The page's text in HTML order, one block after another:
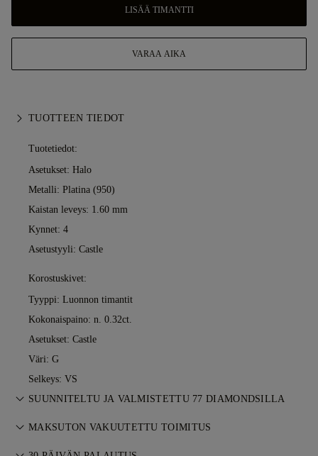
LISÄÄ TIMANTTI
VARAA AIKA
TUOTTEEN TIEDOT
Tuotetiedot:
Asetukset: Halo
Metalli: Platina (950)
Kaistan leveys: 1.60 mm
Kynnet: 4
Asetustyyli: Castle
Korostuskivet:
Tyyppi: Luonnon timantit
Kokonaispaino: n. 0.32ct.
Asetukset: Castle
Väri: G
Selkeys: VS
SUUNNITELTU JA VALMISTETTU 77 DIAMONDSILLA
Korutaiteen mestaruutta, yksi koru kerrallaan, 77 Diamondsin
MAKSUTON VAKUUTETTU TOIMITUS
Kaikki postikulut ovat maksuttomia, riippumatta siitä, missä